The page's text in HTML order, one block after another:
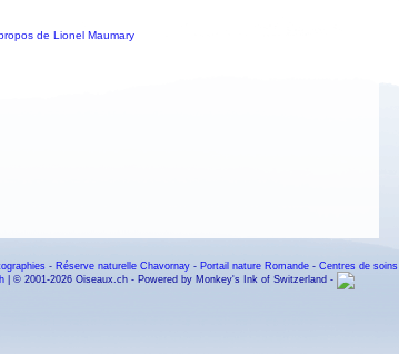
de Lionel Maumary
- Réserve naturelle Chavornay - Portail nature Romande - Centres de soins
| © 2001-2026 Oiseaux.ch - Powered by Monkey's Ink of Switzerland -